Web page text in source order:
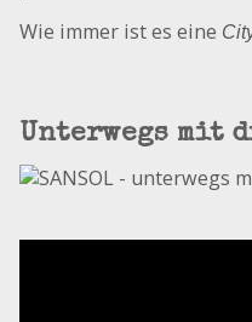
Wie immer ist es eine
Unterwegs mit